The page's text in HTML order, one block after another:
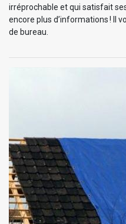
irréprochable et qui satisfait
encore plus d’informations ! Il
de bureau.